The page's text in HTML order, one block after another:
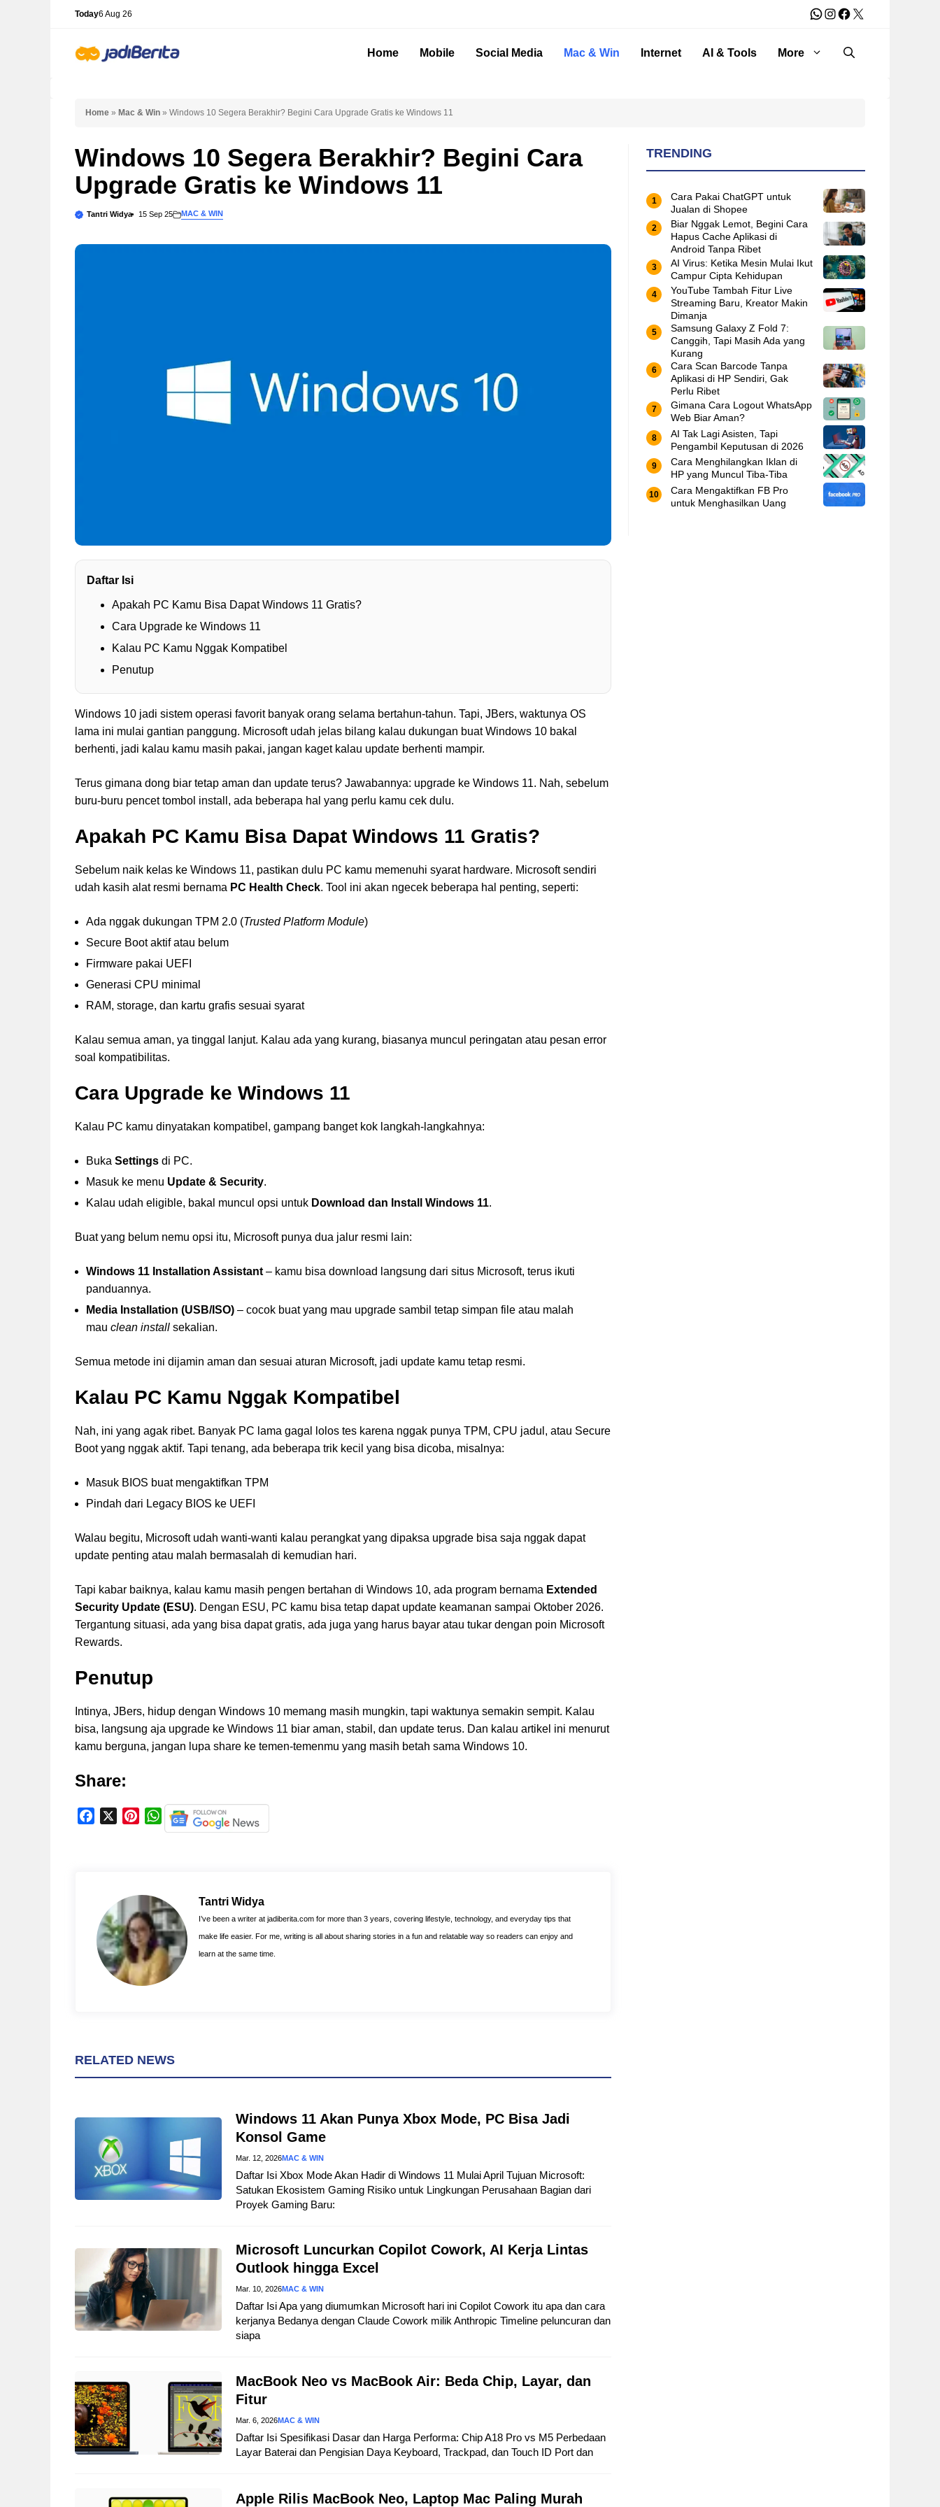
Today6 Aug 26 WhatsApp
Instagram
Facebook
X
Home Mobile Social Media Mac & Win Internet AI & Tools More
Home » Mac & Win » Windows 10 Segera Berakhir? Begini Cara Upgrade Gratis ke Windows 11
Windows 10 Segera Berakhir? Begini Cara
Upgrade Gratis ke Windows 11
Tantri Widya 15 Sep 25 MAC & WIN
Daftar Isi
Apakah PC Kamu Bisa Dapat Windows 11 Gratis?
Cara Upgrade ke Windows 11
Kalau PC Kamu Nggak Kompatibel
Penutup
Windows 10 jadi sistem operasi favorit banyak orang selama bertahun-tahun. Tapi, JBers, waktunya OS
lama ini mulai gantian panggung. Microsoft udah jelas bilang kalau dukungan buat Windows 10 bakal
berhenti, jadi kalau kamu masih pakai, jangan kaget kalau update berhenti mampir.
Terus gimana dong biar tetap aman dan update terus? Jawabannya: upgrade ke Windows 11. Nah, sebelum
buru-buru pencet tombol install, ada beberapa hal yang perlu kamu cek dulu.
Apakah PC Kamu Bisa Dapat Windows 11 Gratis?
Sebelum naik kelas ke Windows 11, pastikan dulu PC kamu memenuhi syarat hardware. Microsoft sendiri
udah kasih alat resmi bernama PC Health Check. Tool ini akan ngecek beberapa hal penting, seperti:
Ada nggak dukungan TPM 2.0 (Trusted Platform Module)
Secure Boot aktif atau belum
Firmware pakai UEFI
Generasi CPU minimal
RAM, storage, dan kartu grafis sesuai syarat
Kalau semua aman, ya tinggal lanjut. Kalau ada yang kurang, biasanya muncul peringatan atau pesan error
soal kompatibilitas.
Cara Upgrade ke Windows 11
Kalau PC kamu dinyatakan kompatibel, gampang banget kok langkah-langkahnya:
Buka Settings di PC.
Masuk ke menu Update & Security.
Kalau udah eligible, bakal muncul opsi untuk Download dan Install Windows 11.
Buat yang belum nemu opsi itu, Microsoft punya dua jalur resmi lain:
Windows 11 Installation Assistant– kamu bisa download langsung dari situs Microsoft, terus ikuti
panduannya.
Media Installation (USB/ISO) – cocok buat yang mau upgrade sambil tetap simpan file atau malah
mau clean install sekalian.
Semua metode ini dijamin aman dan sesuai aturan Microsoft, jadi update kamu tetap resmi.
Kalau PC Kamu Nggak Kompatibel
Nah, ini yang agak ribet. Banyak PC lama gagal lolos tes karena nggak punya TPM, CPU jadul, atau Secure
Boot yang nggak aktif. Tapi tenang, ada beberapa trik kecil yang bisa dicoba, misalnya:
Masuk BIOS buat mengaktifkan TPM
Pindah dari Legacy BIOS ke UEFI
Walau begitu, Microsoft udah wanti-wanti kalau perangkat yang dipaksa upgrade bisa saja nggak dapat
update penting atau malah bermasalah di kemudian hari.
Tapi kabar baiknya, kalau kamu masih pengen bertahan di Windows 10, ada program bernama Extended
Security Update (ESU). Dengan ESU, PC kamu bisa tetap dapat update keamanan sampai Oktober 2026.
Tergantung situasi, ada yang bisa dapat gratis, ada juga yang harus bayar atau tukar dengan poin Microsoft
Rewards.
Penutup
Intinya, JBers, hidup dengan Windows 10 memang masih mungkin, tapi waktunya semakin sempit. Kalau
bisa, langsung aja upgrade ke Windows 11 biar aman, stabil, dan update terus. Dan kalau artikel ini menurut
kamu berguna, jangan lupa share ke temen-temenmu yang masih betah sama Windows 10.
Share:
k
e
s
t
W
h
A
p
p
Tantri Widya
I’ve been a writer at jadiberita.com for more than 3 years, covering lifestyle, technology, and everyday tips that
make life easier. For me, writing is all about sharing stories in a fun and relatable way so readers can enjoy and
learn at the same time.
RELATED NEWS
Windows 11 Akan Punya Xbox Mode, PC Bisa Jadi
Konsol Game
Mar. 12, 2026MAC & WIN
Daftar Isi Xbox Mode Akan Hadir di Windows 11 Mulai April Tujuan Microsoft:
Satukan Ekosistem Gaming Risiko untuk Lingkungan Perusahaan Bagian dari
Proyek Gaming Baru:
Microsoft Luncurkan Copilot Cowork, AI Kerja Lintas
Outlook hingga Excel
Mar. 10, 2026MAC & WIN
Daftar Isi Apa yang diumumkan Microsoft hari ini Copilot Cowork itu apa dan cara
kerjanya Bedanya dengan Claude Cowork milik Anthropic Timeline peluncuran dan
siapa
MacBook Neo vs MacBook Air: Beda Chip, Layar, dan
Fitur
Mar. 6, 2026MAC & WIN
Daftar Isi Spesifikasi Dasar dan Harga Performa: Chip A18 Pro vs M5 Perbedaan
Layar Baterai dan Pengisian Daya Keyboard, Trackpad, dan Touch ID Port dan
Apple Rilis MacBook Neo, Laptop Mac Paling Murah
TRENDING
Cara Pakai ChatGPT untuk
Jualan di Shopee
Biar Nggak Lemot, Begini Cara
Hapus Cache Aplikasi di
Android Tanpa Ribet
AI Virus: Ketika Mesin Mulai Ikut
Campur Cipta Kehidupan
YouTube Tambah Fitur Live
Streaming Baru, Kreator Makin
Dimanja
Samsung Galaxy Z Fold 7:
Canggih, Tapi Masih Ada yang
Kurang
Cara Scan Barcode Tanpa
Aplikasi di HP Sendiri, Gak
Perlu Ribet
Gimana Cara Logout WhatsApp
Web Biar Aman?
AI Tak Lagi Asisten, Tapi
Pengambil Keputusan di 2026
Cara Menghilangkan Iklan di
HP yang Muncul Tiba-Tiba
Cara Mengaktifkan FB Pro
untuk Menghasilkan Uang